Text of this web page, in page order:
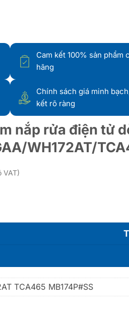
Cam kết 100% sản phẩm
hãng
Chính sách giá minh
kết rõ ràng
nắp rửa điện tử
WH172AT/
VAT)
S2 - CW553C/TCF33370GAA/
TCA465 MB174P#SS